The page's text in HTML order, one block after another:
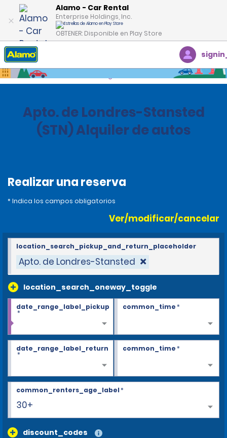
Alamo - Car Rental
Enterprise Holdings, Inc.
OBTENER: Disponible en Play Store
Inicio Oficinas
Apto. de Londres-Stansted
(STN) Alquiler de autos
Realizar una reserva
* Indica los campos obligatorios
Ver/modificar/cancelar
Apto. de Londres-Stansted
location_search_oneway_toggle
location_search_pickup_and_return_placeholder
date_range_label_pickup
*
common_time*
date_range_label_return
*
common_time*
30+
common_renters_age_label*
discount_codes